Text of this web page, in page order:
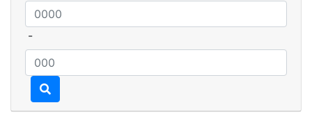
-